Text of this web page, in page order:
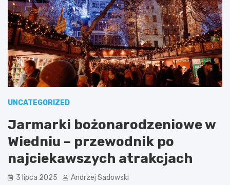
UNCATEGORIZED
Jarmarki bożonarodzeniowe w
Wiedniu – przewodnik po
najciekawszych atrakcjach
3 lipca 2025 Andrzej Sadowski